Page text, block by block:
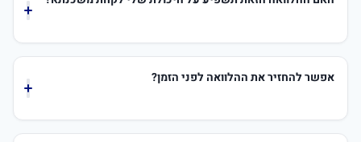
להתחיל מ-10% ולהגיע גם ל-19% ומעלה.
כן, בהחלט. ההחזר החודשי על ההלוואה הזו יקטין את סכום
המשכנתא המקסימלי שהבנק יאשר לכם, מכיוון שהוא
אפשר להחזיר את ההלוואה לפני הזמן?
ברוב המקרים כן. כדאי לבדוק אם קיימת "עמלת פירעון